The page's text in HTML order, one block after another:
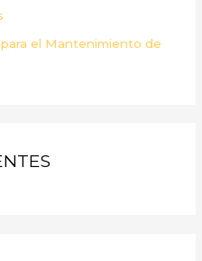
el Mantenimiento de